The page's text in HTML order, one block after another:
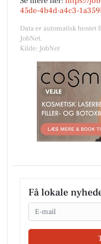
45de-4b4d-a4c3-
Data er automatisk
JobNet.
Kilde: JobNet
Få lokale
Email